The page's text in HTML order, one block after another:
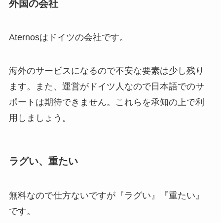
外国の会社
Aternosはドイツの会社です。
海外のサービスになるので不安な要素は少し残り
ます。また、運営がドイツ人なので日本語でのサ
ポートは期待できません。これらを承知の上で利
用しましょう。
ラグい、重たい
無料なので仕方ないですが『ラグい』『重たい』
です。